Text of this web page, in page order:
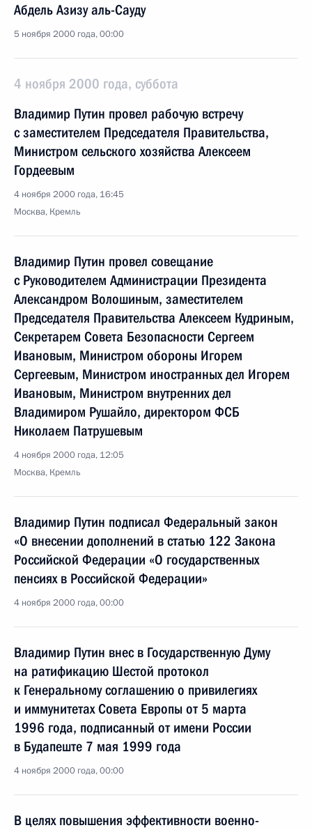
Абдель Азизу аль-Сауду
5 ноября 2000 года, 00:00
4 ноября 2000 года, суббота
Владимир Путин провел рабочую встречу
с заместителем Председателя Правительства,
Министром сельского хозяйства Алексеем
Гордеевым
4 ноября 2000 года, 16:45
Москва, Кремль
Владимир Путин провел совещание
с Руководителем Администрации Президента
Александром Волошиным, заместителем
Председателя Правительства Алексеем Кудриным,
Секретарем Совета Безопасности Сергеем
Ивановым, Министром обороны Игорем
Сергеевым, Министром иностранных дел Игорем
Ивановым, Министром внутренних дел
Владимиром Рушайло, директором ФСБ
Николаем Патрушевым
4 ноября 2000 года, 12:05
Москва, Кремль
Владимир Путин подписал Федеральный закон
«О внесении дополнений в статью 122 Закона
Российской Федерации «О государственных
пенсиях в Российской Федерации»
4 ноября 2000 года, 00:00
Владимир Путин внес в Государственную Думу
на ратификацию Шестой протокол
к Генеральному соглашению о привилегиях
и иммунитетах Совета Европы от 5 марта
1996 года, подписанный от имени России
в Будапеште 7 мая 1999 года
4 ноября 2000 года, 00:00
В целях повышения эффективности военно-